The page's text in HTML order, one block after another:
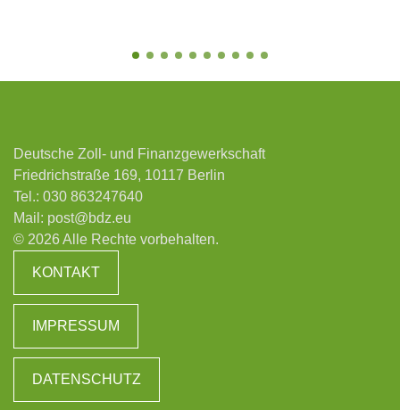
Deutsche Zoll- und Finanzgewerkschaft
Friedrichstraße 169, 10117 Berlin
Tel.: 030 863247640
Mail: post@bdz.eu
© 2026 Alle Rechte vorbehalten.
KONTAKT
IMPRESSUM
DATENSCHUTZ